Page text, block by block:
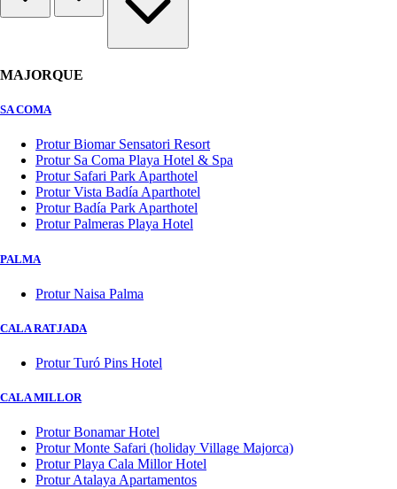
MAJORQUE
SA COMA
Protur Biomar Sensatori Resort
Protur Sa Coma Playa Hotel & Spa
Protur Safari Park Aparthotel
Protur Vista Badía Aparthotel
Protur Badía Park Aparthotel
Protur Palmeras Playa Hotel
PALMA
Protur Naisa Palma
CALA RATJADA
Protur Turó Pins Hotel
CALA MILLOR
Protur Bonamar Hotel
Protur Monte Safari (holiday Village Majorca)
Protur Playa Cala Millor Hotel
Protur Atalaya Apartamentos